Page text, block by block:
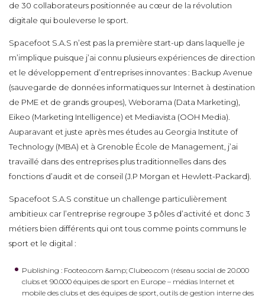
de 30 collaborateurs positionnée au cœur de la révolution
digitale qui bouleverse le sport.
Spacefoot S.A.S n’est pas la première start-up dans laquelle je
m’implique puisque j’ai connu plusieurs expériences de direction
et le développement d’entreprises innovantes : Backup Avenue
(sauvegarde de données informatiques sur Internet à destination
de PME et de grands groupes), Weborama (Data Marketing),
Eikeo (Marketing Intelligence) et Mediavista (OOH Media).
Auparavant et juste après mes études au Georgia Institute of
Technology (MBA) et à Grenoble École de Management, j’ai
travaillé dans des entreprises plus traditionnelles dans des
fonctions d’audit et de conseil (J.P Morgan et Hewlett-Packard).
Spacefoot S.A.S constitue un challenge particulièrement
ambitieux car l’entreprise regroupe 3 pôles d’activité et donc 3
métiers bien différents qui ont tous comme points communs le
sport et le digital :
Publishing : Footeo.com &amp; Clubeo.com (réseau social de 20.000
clubs et 90.000 équipes de sport en Europe – médias Internet et
mobile des clubs et des équipes de sport, outils de gestion interne des